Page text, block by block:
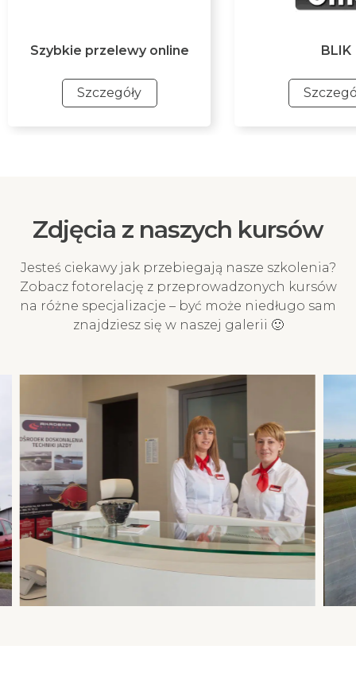
Szybkie przelewy online
Szczegóły
płatności gwarantuje
natychmiastowe księgowanie
Twojego zapisu na kurs!
BLIK
księgowanie
potwierdzenie
Zdjęcia z naszych kursów
Jesteś ciekawy jak przebiegają nasze szkolenia?
Zobacz fotorelację z przeprowadzonych kursów
na różne specjalizacje – być może niedługo sam
znajdziesz się w naszej galerii 🙂